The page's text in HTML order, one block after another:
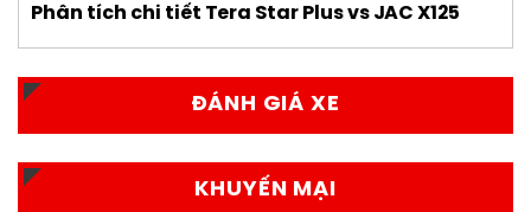
Phân tích chi tiết Tera Star Plus vs JAC X125
ĐÁNH GIÁ XE
KHUYẾN MẠI